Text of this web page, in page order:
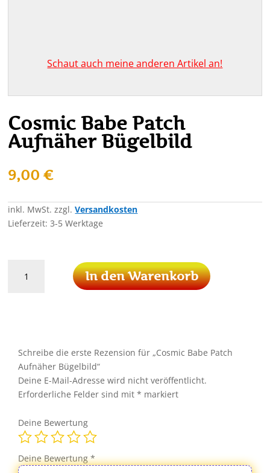
Schaut auch meine anderen Artikel an!
Cosmic Babe Patch
Aufnäher Bügelbild
9,00€
inkl. MwSt. zzgl.Versandkosten
Lieferzeit:3-5 Werktage
Babe
In den Warenkorb
Schreibe die erste Rezension für „Cosmic Babe Patch
Aufnäher Bügelbild“
Deine E-Mail-Adresse wird nicht veröffentlicht.
Erforderliche Felder sind mit* markiert
Deine Bewertung
Deine Bewertung*